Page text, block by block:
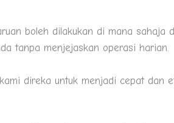
boleh dilakukan di mana sahaja
tanpa menjejaskan operasi harian.
direka untuk menjadi cepat dan